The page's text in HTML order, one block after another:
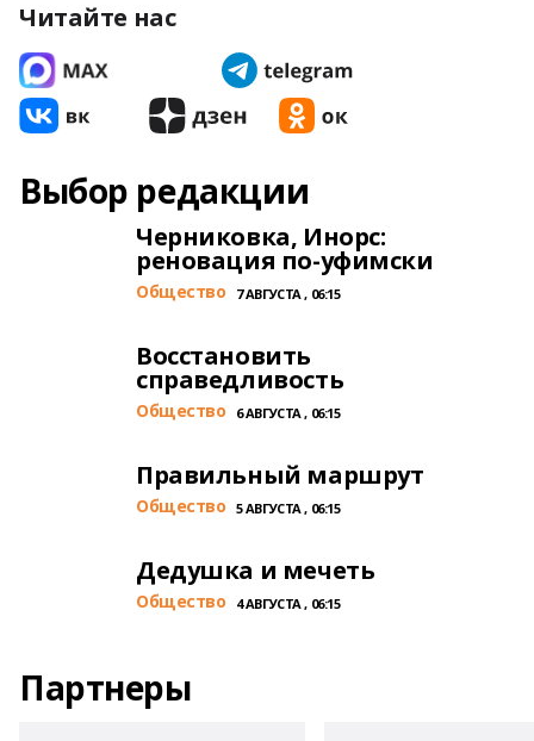
Читайте нас
Выбор редакции
Черниковка, Инорс:
реновация по-уфимски
Общество 7 АВГУСТА , 06:15
Восстановить
справедливость
Общество 6 АВГУСТА , 06:15
Правильный маршрут
Общество 5 АВГУСТА , 06:15
Дедушка и мечеть
Общество 4 АВГУСТА , 06:15
Партнеры